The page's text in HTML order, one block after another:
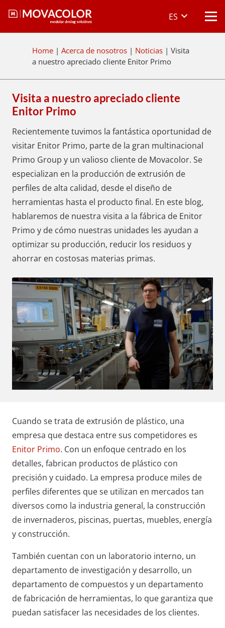
ES
Home | Acerca de nosotros | Noticias | Visita
a nuestro apreciado cliente Enitor Primo
Visita a nuestro apreciado cliente
Enitor Primo
Recientemente tuvimos la fantástica oportunidad de
visitar Enitor Primo, parte de la gran multinacional
Primo Group y un valioso cliente de Movacolor. Se
especializan en la producción de extrusión de
perfiles de alta calidad, desde el diseño de
herramientas hasta el producto final. En este blog,
hablaremos de nuestra visita a la fábrica de Enitor
Primo y de cómo nuestras unidades les ayudan a
optimizar su producción, reducir los residuos y
ahorrar en costosas materias primas.
Cuando se trata de extrusión de plástico, una
empresa que destaca entre sus competidores es
Enitor Primo. Con un enfoque centrado en los
detalles, fabrican productos de plástico con
precisión y cuidado. La empresa produce miles de
perfiles diferentes que se utilizan en mercados tan
diversos como la industria general, la construcción
de invernaderos, piscinas, puertas, muebles, energía
y construcción.
También cuentan con un laboratorio interno, un
departamento de investigación y desarrollo, un
departamento de compuestos y un departamento
de fabricación de herramientas, lo que garantiza que
puedan satisfacer las necesidades de los clientes.